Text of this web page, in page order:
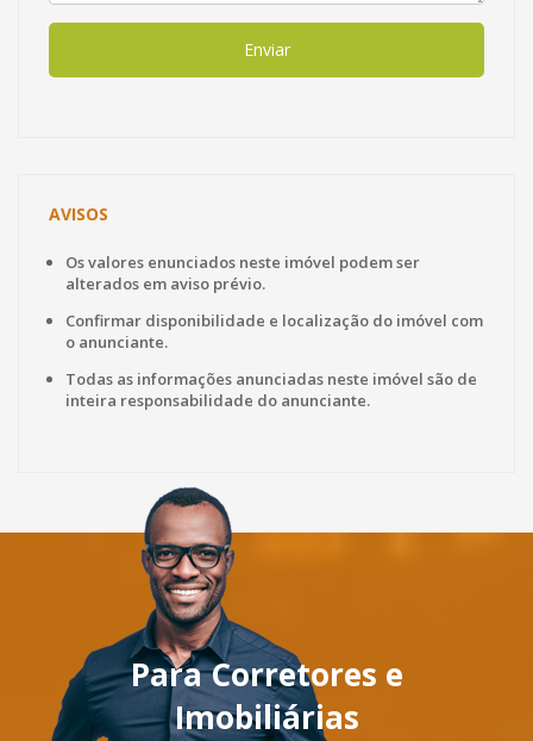
Enviar
AVISOS
Os valores enunciados neste imóvel podem ser
alterados em aviso prévio.
Confirmar disponibilidade e localização do imóvel com
o anunciante.
Todas as informações anunciadas neste imóvel são de
inteira responsabilidade do anunciante.
Para Corretores e
Imobiliárias